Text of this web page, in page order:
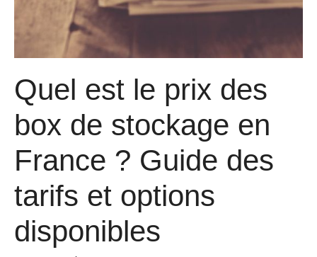
Quel est le prix des
box de stockage en
France ? Guide des
tarifs et options
disponibles